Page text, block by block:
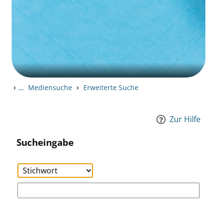
› ... Mediensuche › Erweiterte Suche
Zur Hilfe
Sucheingabe